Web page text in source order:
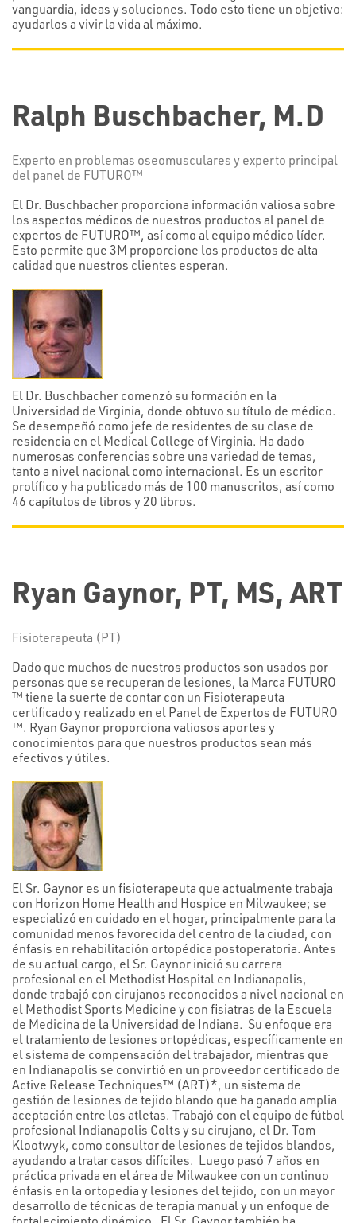
vanguardia, ideas y soluciones. Todo esto tiene un objetivo:
ayudarlos a vivir la vida al máximo.
Ralph Buschbacher, M.D
Experto en problemas oseomusculares y experto principal
del panel de FUTURO™
El Dr. Buschbacher proporciona información valiosa sobre
los aspectos médicos de nuestros productos al panel de
expertos de FUTURO™, así como al equipo médico líder.
Esto permite que 3M proporcione los productos de alta
calidad que nuestros clientes esperan.
El Dr. Buschbacher comenzó su formación en la
Universidad de Virginia, donde obtuvo su título de médico.
Se desempeñó como jefe de residentes de su clase de
residencia en el Medical College of Virginia. Ha dado
numerosas conferencias sobre una variedad de temas,
tanto a nivel nacional como internacional. Es un escritor
prolífico y ha publicado más de 100 manuscritos, así como
46 capítulos de libros y 20 libros.
Ryan Gaynor, PT, MS, ART
Fisioterapeuta (PT)
Dado que muchos de nuestros productos son usados por
personas que se recuperan de lesiones, la Marca FUTURO
™ tiene la suerte de contar con un Fisioterapeuta
certificado y realizado en el Panel de Expertos de FUTURO
™. Ryan Gaynor proporciona valiosos aportes y
conocimientos para que nuestros productos sean más
efectivos y útiles.
El Sr. Gaynor es un fisioterapeuta que actualmente trabaja
con Horizon Home Health and Hospice en Milwaukee; se
especializó en cuidado en el hogar, principalmente para la
comunidad menos favorecida del centro de la ciudad, con
énfasis en rehabilitación ortopédica postoperatoria. Antes
de su actual cargo, el Sr. Gaynor inició su carrera
profesional en el Methodist Hospital en Indianapolis,
donde trabajó con cirujanos reconocidos a nivel nacional en
el Methodist Sports Medicine y con fisiatras de la Escuela
de Medicina de la Universidad de Indiana. Su enfoque era
el tratamiento de lesiones ortopédicas, específicamente en
el sistema de compensación del trabajador, mientras que
en Indianapolis se convirtió en un proveedor certificado de
Active Release Techniques™ (ART)*, un sistema de
gestión de lesiones de tejido blando que ha ganado amplia
aceptación entre los atletas. Trabajó con el equipo de fútbol
profesional Indianapolis Colts y su cirujano, el Dr. Tom
Klootwyk, como consultor de lesiones de tejidos blandos,
ayudando a tratar casos difíciles. Luego pasó 7 años en
práctica privada en el área de Milwaukee con un continuo
énfasis en la ortopedia y lesiones del tejido, con un mayor
desarrollo de técnicas de terapia manual y un enfoque de